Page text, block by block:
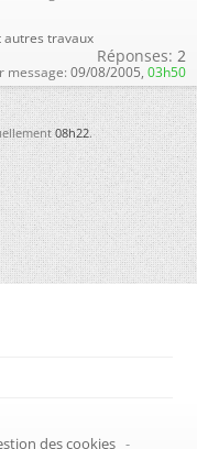
autres travaux
Réponses: 2
message: 09/08/2005, 03h50
08h22.
des cookies -